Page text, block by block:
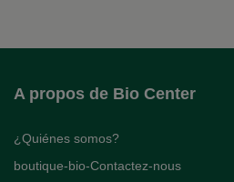
A propos de Bio Center
¿Quiénes somos?
boutique-bio-Contactez-nous